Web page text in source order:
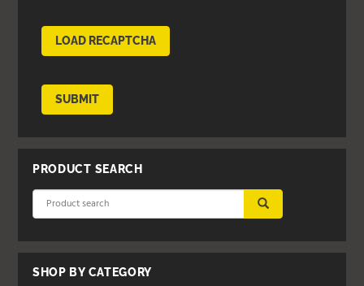
LOAD RECAPTCHA
SUBMIT
PRODUCT SEARCH
SUBMIT
SHOP BY CATEGORY